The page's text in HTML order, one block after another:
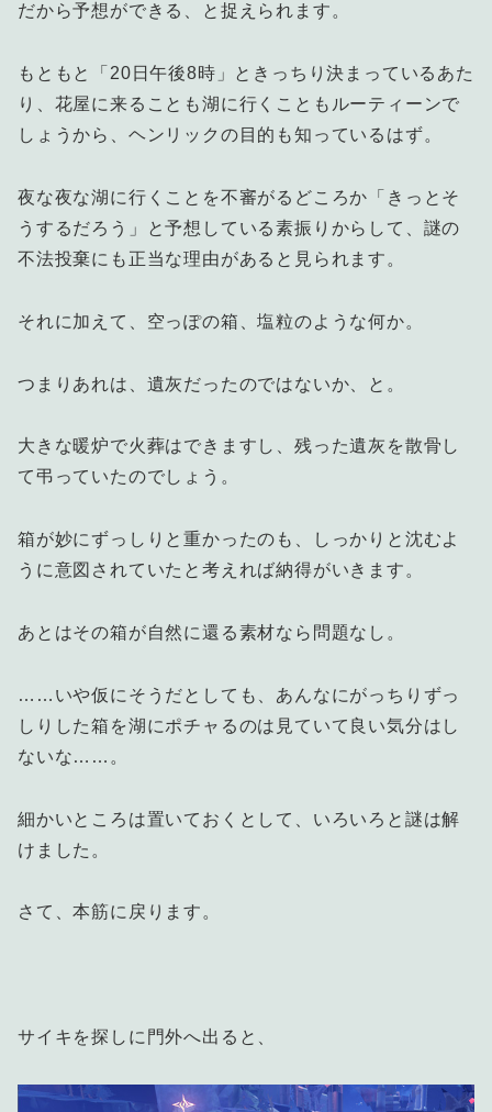
だから予想ができる、と捉えられます。
もともと「20日午後8時」ときっちり決まっているあた
り、花屋に来ることも湖に行くこともルーティーンで
しょうから、ヘンリックの目的も知っているはず。
夜な夜な湖に行くことを不審がるどころか「きっとそ
うするだろう」と予想している素振りからして、謎の
不法投棄にも正当な理由があると見られます。
それに加えて、空っぽの箱、塩粒のような何か。
つまりあれは、遺灰だったのではないか、と。
大きな暖炉で火葬はできますし、残った遺灰を散骨し
て弔っていたのでしょう。
箱が妙にずっしりと重かったのも、しっかりと沈むよ
うに意図されていたと考えれば納得がいきます。
あとはその箱が自然に還る素材なら問題なし。
……いや仮にそうだとしても、あんなにがっちりずっ
しりした箱を湖にポチャるのは見ていて良い気分はし
ないな……。
細かいところは置いておくとして、いろいろと謎は解
けました。
さて、本筋に戻ります。
サイキを探しに門外へ出ると、